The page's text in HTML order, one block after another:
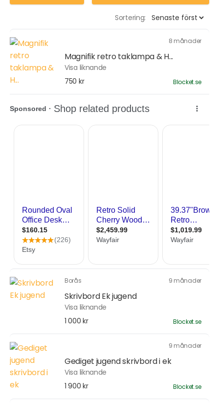
Sortering:
8 månader
Magnifik retro taklampa & H...
Visa liknande
750 kr
Blocket.se
Borås 9 månader
Skrivbord Ek jugend
Visa liknande
1 000 kr
Blocket.se
9 månader
Gediget jugend skrivbord i ek
Visa liknande
1 900 kr
Blocket.se